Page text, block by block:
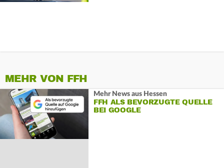
MEHR VON FFH
Mehr News aus Hessen
FFH ALS BEVORZUGTE QUELLE
BEI GOOGLE